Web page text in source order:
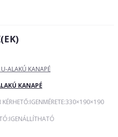
KANAPÉ
KÉRHETŐ:IGENMÉRETE:330×190×190